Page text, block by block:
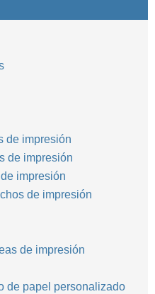
de impresión
de impresión
impresión
de impresión
de impresión
de papel personalizado